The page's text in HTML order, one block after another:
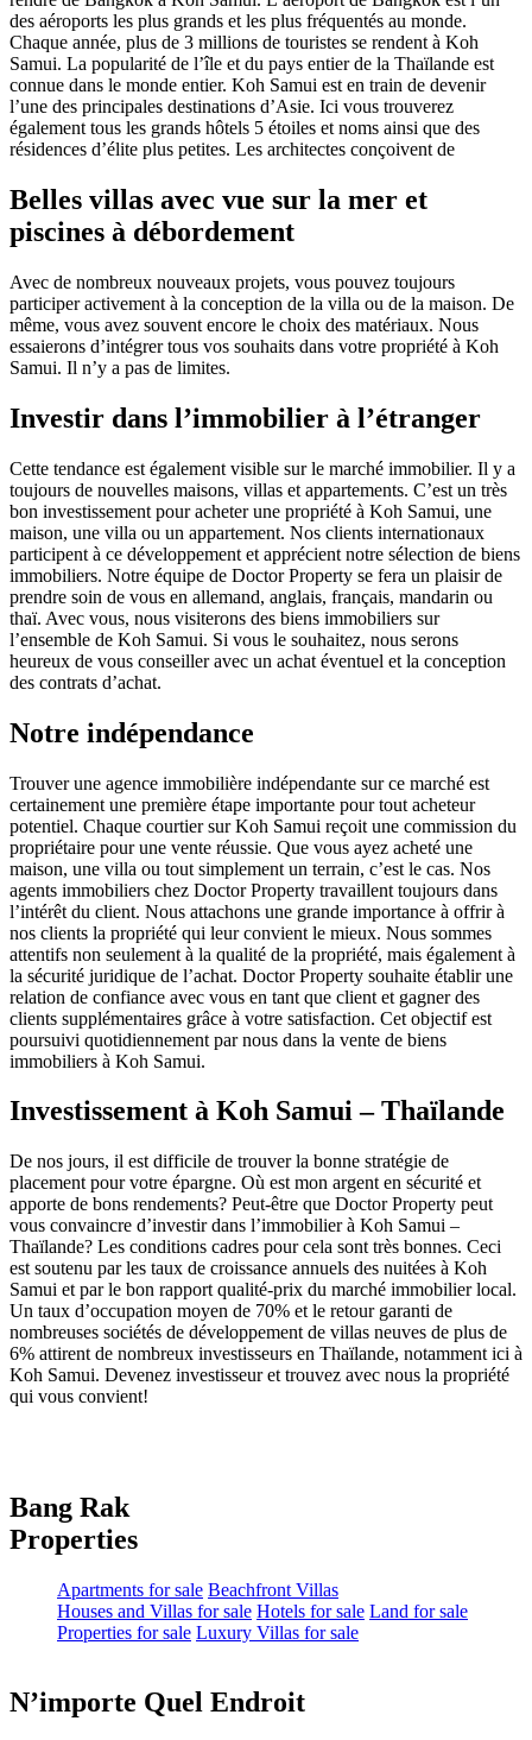
des aéroports les plus grands et les plus fréquentés au monde.
Chaque année, plus de 3 millions de touristes se rendent à Koh
Samui. La popularité de l’île et du pays entier de la Thaïlande est
connue dans le monde entier. Koh Samui est en train de devenir
l’une des principales destinations d’Asie. Ici vous trouverez
également tous les grands hôtels 5 étoiles et noms ainsi que des
résidences d’élite plus petites. Les architectes conçoivent de
Belles villas avec vue sur la mer et
piscines à débordement
Avec de nombreux nouveaux projets, vous pouvez toujours
participer activement à la conception de la villa ou de la maison. De
même, vous avez souvent encore le choix des matériaux. Nous
essaierons d’intégrer tous vos souhaits dans votre propriété à Koh
Samui. Il n’y a pas de limites.
Investir dans l’immobilier à l’étranger
Cette tendance est également visible sur le marché immobilier. Il y a
toujours de nouvelles maisons, villas et appartements. C’est un très
bon investissement pour acheter une propriété à Koh Samui, une
maison, une villa ou un appartement. Nos clients internationaux
participent à ce développement et apprécient notre sélection de biens
immobiliers. Notre équipe de Doctor Property se fera un plaisir de
prendre soin de vous en allemand, anglais, français, mandarin ou
thaï. Avec vous, nous visiterons des biens immobiliers sur
l’ensemble de Koh Samui. Si vous le souhaitez, nous serons
heureux de vous conseiller avec un achat éventuel et la conception
des contrats d’achat.
Notre indépendance
Trouver une agence immobilière indépendante sur ce marché est
certainement une première étape importante pour tout acheteur
potentiel. Chaque courtier sur Koh Samui reçoit une commission du
propriétaire pour une vente réussie. Que vous ayez acheté une
maison, une villa ou tout simplement un terrain, c’est le cas. Nos
agents immobiliers chez Doctor Property travaillent toujours dans
l’intérêt du client. Nous attachons une grande importance à offrir à
nos clients la propriété qui leur convient le mieux. Nous sommes
attentifs non seulement à la qualité de la propriété, mais également à
la sécurité juridique de l’achat. Doctor Property souhaite établir une
relation de confiance avec vous en tant que client et gagner des
clients supplémentaires grâce à votre satisfaction. Cet objectif est
poursuivi quotidiennement par nous dans la vente de biens
immobiliers à Koh Samui.
Investissement à Koh Samui – Thaïlande
De nos jours, il est difficile de trouver la bonne stratégie de
placement pour votre épargne. Où est mon argent en sécurité et
apporte de bons rendements? Peut-être que Doctor Property peut
vous convaincre d’investir dans l’immobilier à Koh Samui –
Thaïlande? Les conditions cadres pour cela sont très bonnes. Ceci
est soutenu par les taux de croissance annuels des nuitées à Koh
Samui et par le bon rapport qualité-prix du marché immobilier local.
Un taux d’occupation moyen de 70% et le retour garanti de
nombreuses sociétés de développement de villas neuves de plus de
6% attirent de nombreux investisseurs en Thaïlande, notamment ici à
Koh Samui. Devenez investisseur et trouvez avec nous la propriété
qui vous convient!
Bang Rak
Properties
Apartments for sale Beachfront Villas
Houses and Villas for sale Hotels for sale Land for sale
Properties for sale Luxury Villas for sale
N’importe Quel Endroit